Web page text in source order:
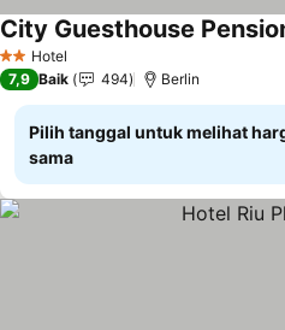
2 Bintang
Hotel
City Guesthouse
7,9 Baik 494 Berlin
Pilih tanggal untuk melihat
sama